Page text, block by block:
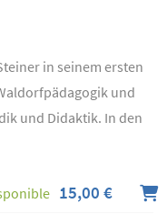
in seinem ersten
und
und Didaktik. In den
15,00 €